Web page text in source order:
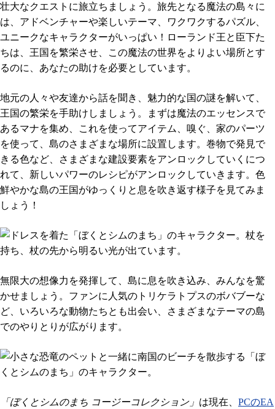
壮大なクエストに旅立ちましょう。旅先となる魔法の島々に
は、アドベンチャーや楽しいテーマ、ワクワクするパズル、
ユニークなキャラクターがいっぱい！ローランド王と臣下た
ちは、王国を繁栄させ、この魔法の世界をよりよい場所とす
るのに、あなたの助けを必要としています。
地元の人々や友達から話を聞き、魅力的な国の謎を解いて、
王国の繁栄を手助けしましょう。まずは魔法のエッセンスで
あるマナを集め、これを使ってアイテム、嗅ぐ、家のパーツ
を使って、島のさまざまな場所に設置します。巻物で発見で
きる色など、さまざまな建設要素をアンロックしていくにつ
れて、新しいパワーのレシピがアンロックしていきます。色
鮮やかな島の王国がゆっくりと息を吹き返す様子を見てみま
しょう！
無限大の想像力を発揮して、島に息を吹き込み、みんなを驚
かせましょう。ファンに人気のトリケラトプスのボバブーな
ど、いろいろな動物たちとも出会い、さまざまなテーマの島
でのやりとりが広がります。
「ぼくとシムのまち コージーコレクション」 は現在、 PCのEA